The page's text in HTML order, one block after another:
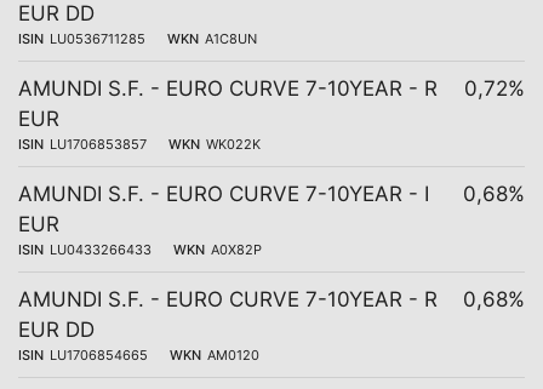
EUR DD
ISIN LU0536711285 WKN A1C8UN
AMUNDI S.F. - EURO CURVE 7-10YEAR - R
EUR
ISIN LU1706853857 WKN WK022K
0,72%
AMUNDI S.F. - EURO CURVE 7-10YEAR - I
EUR
ISIN LU0433266433 WKN A0X82P
0,68%
AMUNDI S.F. - EURO CURVE 7-10YEAR - R
EUR DD
ISIN LU1706854665 WKN AM0120
0,68%